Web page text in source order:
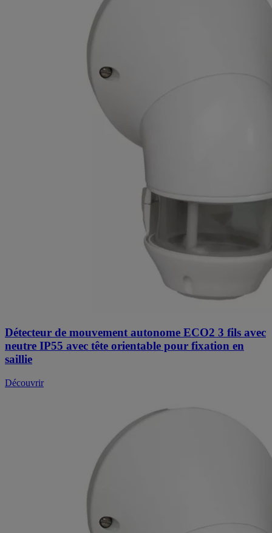
Détecteur de mouvement autonome ECO2 3 fils avec
neutre IP55 avec tête orientable pour fixation en
saillie
Découvrir